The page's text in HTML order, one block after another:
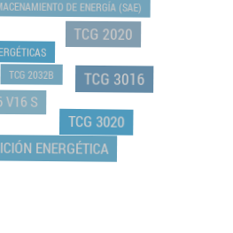
DE ENERGÍA (SAE)
TCG 2020
TCG 2032B TCG 3016
V16 S
TCG 3020
ENERGÉTICA